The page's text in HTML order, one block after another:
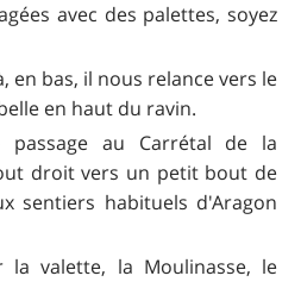
avec des palettes, soyez
en bas, il nous relance vers le
en haut du ravin.
passage au Carrétal de la
droit vers un petit bout de
sentiers habituels d'Aragon
valette, la Moulinasse, le